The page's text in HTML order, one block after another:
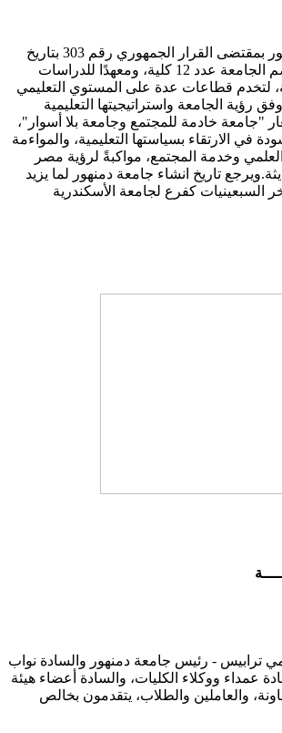
تأسست جامعة دمنهور بمقتضى القرار الجمهوري رقم 303 بتاريخ
26-10-2010، هذا وتضم الجامعة عدد 12 كلية، ومعهدًا للدراسات
لتخدم قطاعات عدة على المستوي التعليمي
رؤية الجامعة واستراتيجيتها التعليمية
"جامعة خادمة للمجتمع وجامعة بلا أسوار"،
في الارتقاء بسياستها التعليمية، والمواءمة
وخدمة المجتمع، مواكبةً لرؤية مصر
تاريخ انشاء جامعة دمنهور لما يزيد
السبعينيات كفرع لجامعة الأسكندرية
الأستاذ الدكتور / إلهامي ترابيس - رئيس جامعة دمنهور والسادة نواب
رئيس الجامعة، والسادة عمداء ووكلاء الكليات، والسادة أعضاء هيئة
التدريس والهيئة المعاونة، والعاملين والطلاب، يتقدمون بخالص